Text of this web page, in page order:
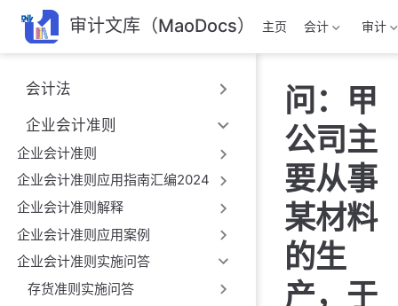
跳
至
主
內
容
审计文库（MaoDocs） 主页 会计 审计
会计法
企业会计准则
企业会计准则
企业会计准则应用指南汇编2024
企业会计准则解释
企业会计准则应用案例
企业会计准则实施问答
存货准则实施问答
问：甲
公司主
要从事
某材料
的生
产，于